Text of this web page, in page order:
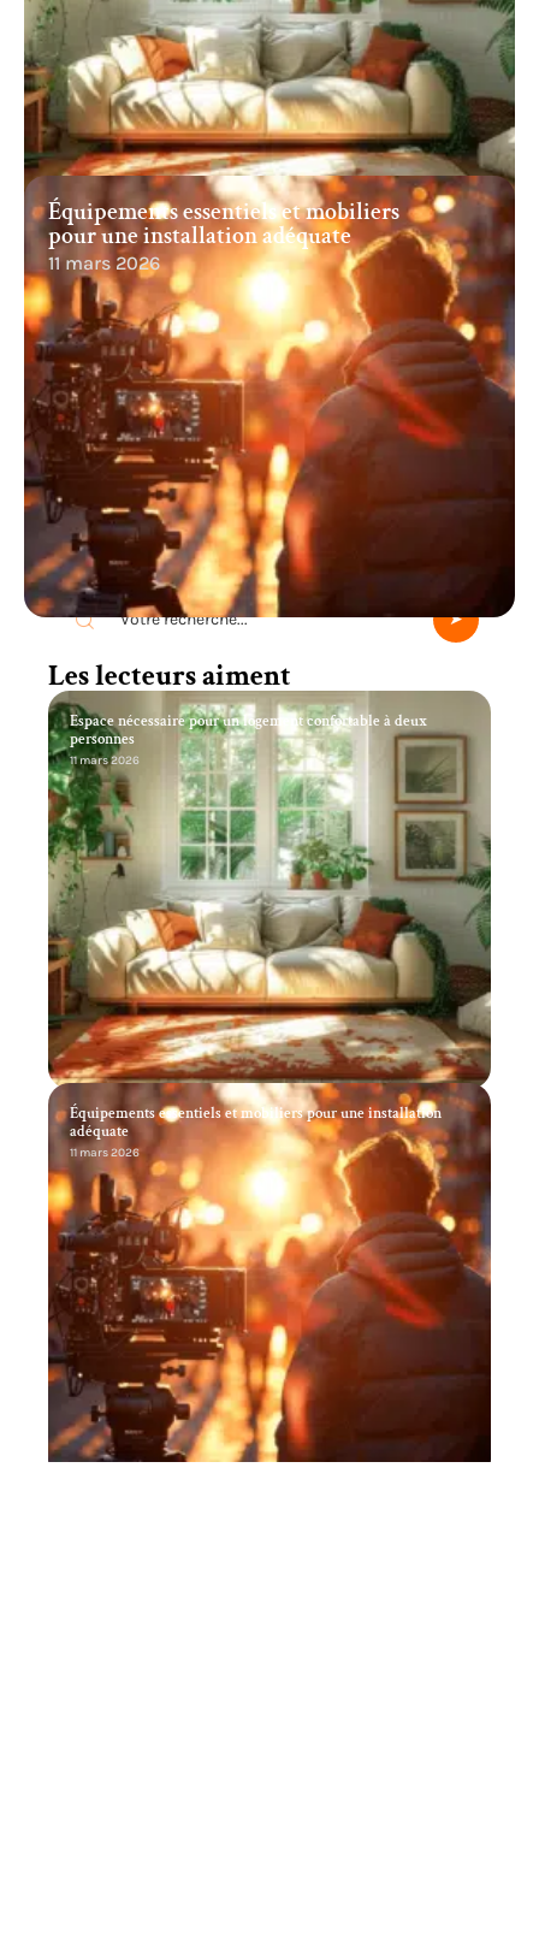
Équipements essentiels et mobiliers
pour une installation adéquate
11 mars 2026
Recherche
Les lecteurs aiment
Espace nécessaire pour un logement confortable à deux
personnes
11 mars 2026
Équipements essentiels et mobiliers pour une installation
adéquate
11 mars 2026